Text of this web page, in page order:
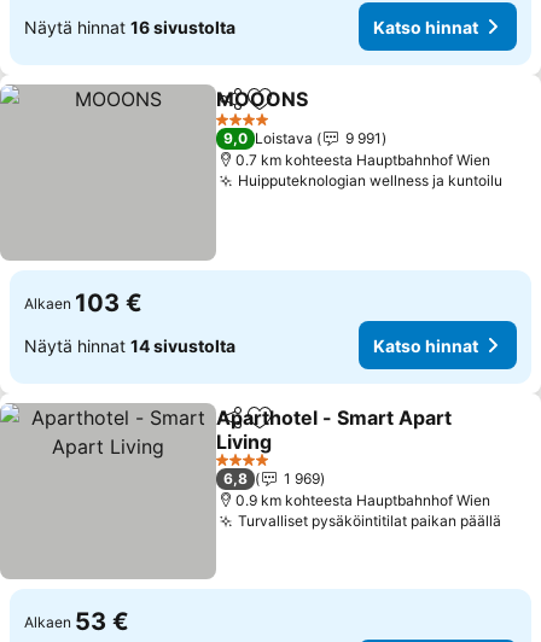
Näytä hinnat 16 sivustolta Katso hinnat
Jaa Lisää suosikkeihin
MOOONS
4 Tähtiluokitus
9,0 Loistava
9 991
0.7 km kohteesta Hauptbahnhof Wien
Huipputeknologian wellness ja kuntoilu
Alkaen 103 €
Näytä hinnat 14 sivustolta Katso hinnat
Jaa Lisää suosikkeihin
Aparthotel - Smart Apart
Living
Katso hinnat
4 Tähtiluokitus
6,8
1 969
0.9 km kohteesta Hauptbahnhof Wien
Turvalliset pysäköintitilat paikan päällä
Alkaen 53 €